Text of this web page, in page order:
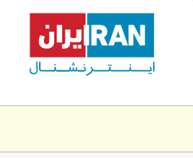
content